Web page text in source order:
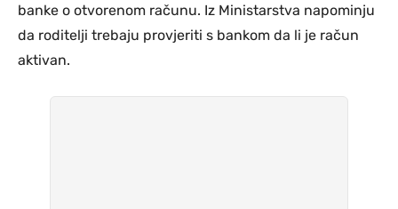
banke o otvorenom računu. Iz Ministarstva napominju
da roditelji trebaju provjeriti s bankom da li je račun
aktivan.